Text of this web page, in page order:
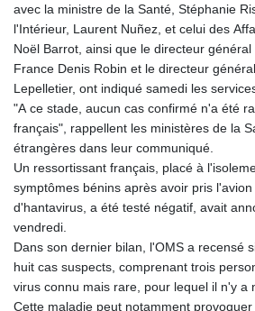
avec la ministre de la Santé, Stéphanie
l'Intérieur, Laurent Nuñez, et celui des
Noël Barrot, ainsi que le directeur
France Denis Robin et le directeur
Lepelletier, ont indiqué samedi les
"A ce stade, aucun cas confirmé n'a été
français", rappellent les ministères de la
étrangères dans leur communiqué.
Un ressortissant français, placé à
symptômes bénins après avoir pris
d'hantavirus, a été testé négatif, avait
vendredi.
Dans son dernier bilan, l'OMS a recensé
huit cas suspects, comprenant trois
virus connu mais rare, pour lequel il n'y a
Cette maladie peut notamment